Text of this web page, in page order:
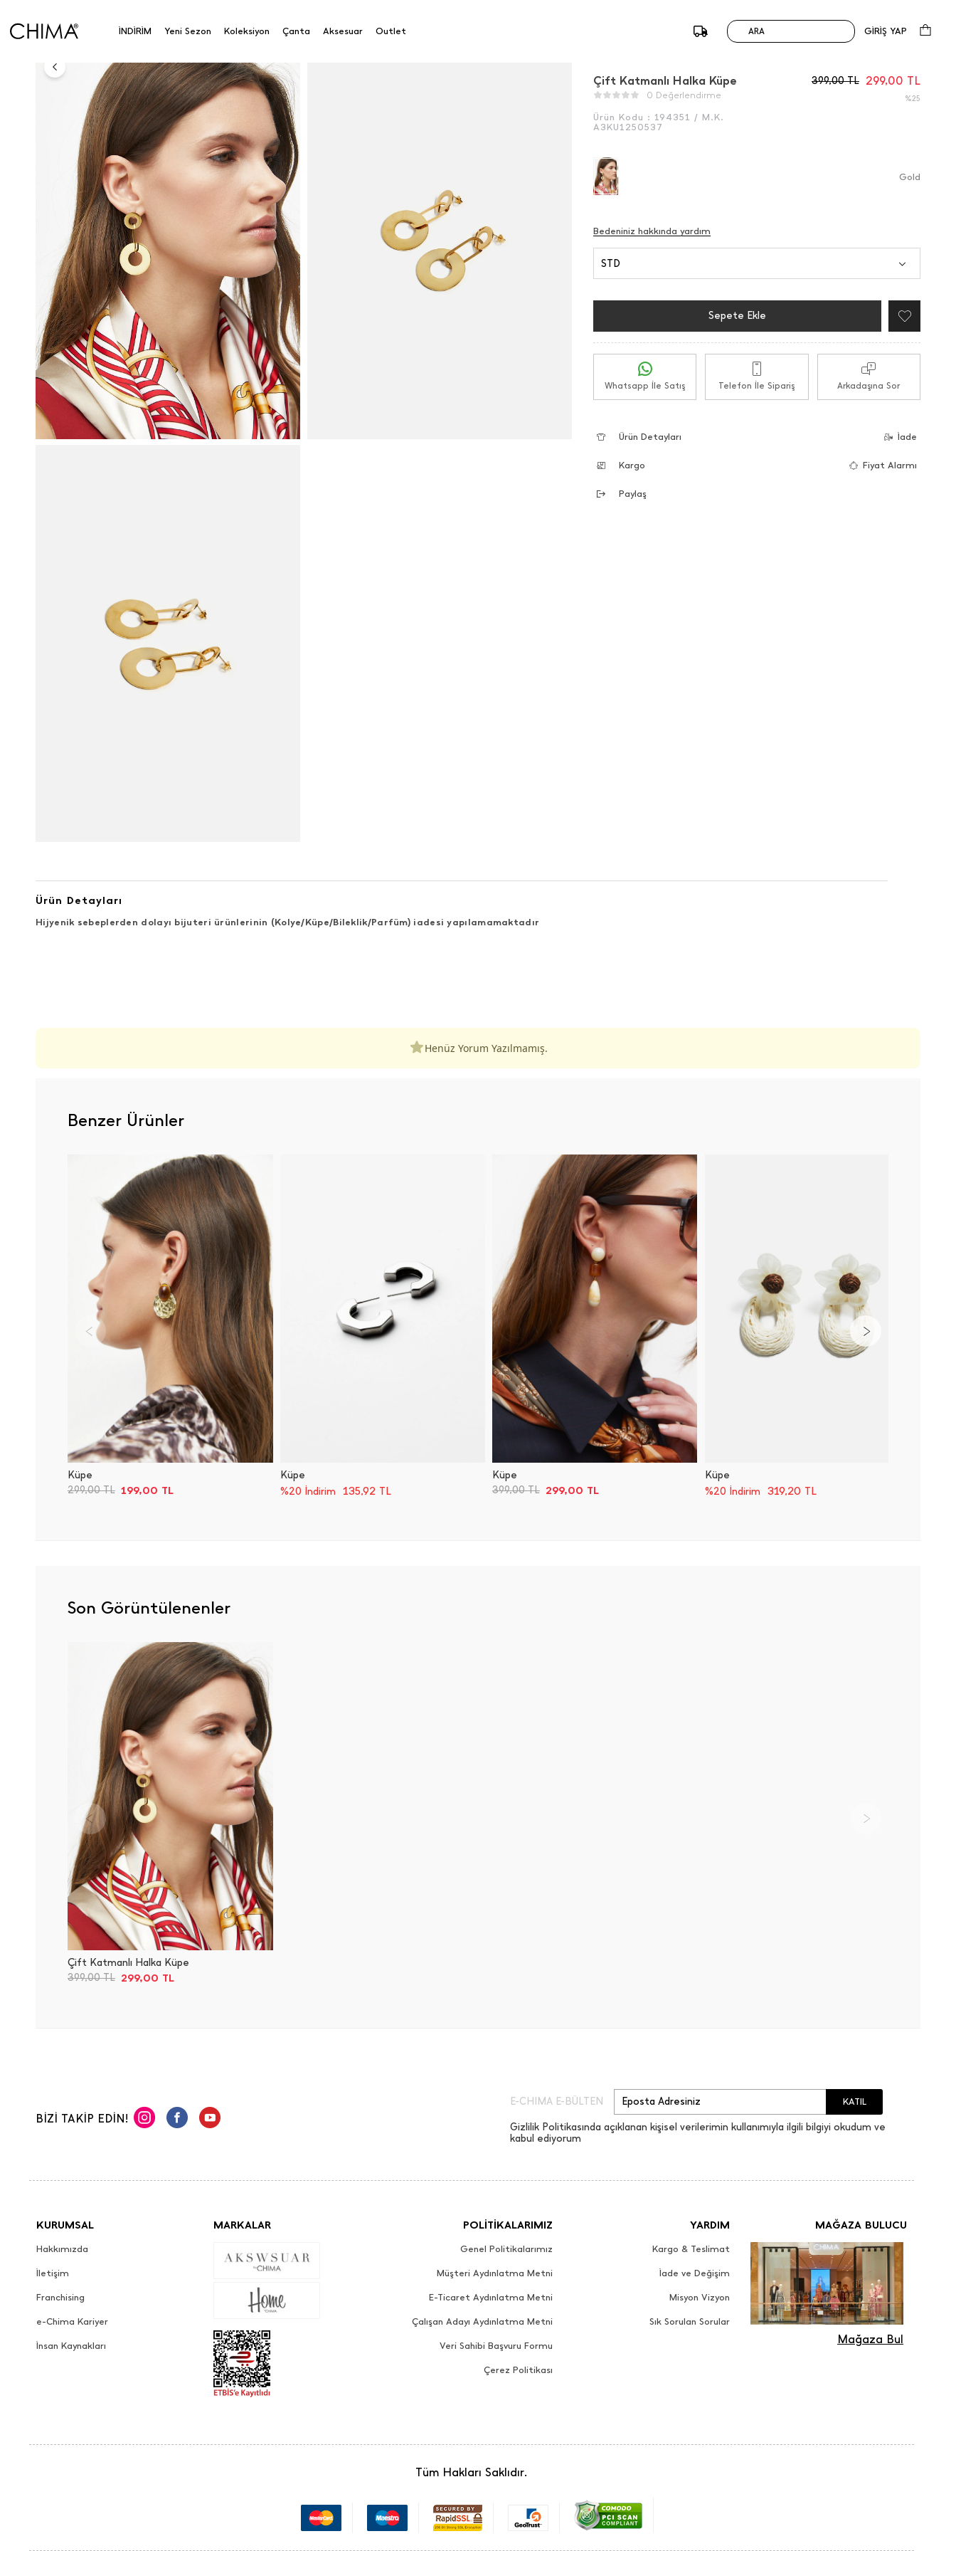
İNDİRİM Yeni Sezon Koleksiyon Çanta Aksesuar Outlet ARA GİRİŞ YAP
Anasayfa
Çift Katmanlı Halka Küpe
0 Değerlendirme
Ürün Kodu : 194351 / M.K.
A3KU1250537
399,00TL 299,00 TL
%25
Gold
Bedeniniz hakkında yardım
STD
Sepete Ekle
Whatsapp İle Satış Telefon İle Sipariş Arkadaşına Sor
Ürün Detayları İade
Kargo Fiyat Alarmı
Paylaş
Ürün Detayları
Hijyenik sebeplerden dolayı bijuteri ürünlerinin (Kolye/Küpe/Bileklik/Parfüm) iadesi yapılamamaktadır
Henüz Yorum Yazılmamış.
Benzer Ürünler
Küpe
299,00TL 199,00 TL
Küpe
%20 İndirim
135,92 TL
Küpe
399,00TL 299,00 TL
Küpe
%20 İndirim
319,20 TL
Son Görüntülenenler
Çift Katmanlı Halka Küpe
399,00TL 299,00 TL
BİZİ TAKİP EDİN!
E-CHIMA E-BÜLTEN KATIL
Gizlilik Politikasında açıklanan kişisel verilerimin kullanımıyla ilgili bilgiyi okudum ve
kabul ediyorum
KURUMSAL
Hakkımızda
İletişim
Franchising
e-Chima Kariyer
İnsan Kaynakları
MARKALAR POLİTİKALARIMIZ
Genel Politikalarımız
Müşteri Aydınlatma Metni
E-Ticaret Aydınlatma Metni
Çalışan Adayı Aydınlatma Metni
Veri Sahibi Başvuru Formu
Çerez Politikası
YARDIM
Kargo & Teslimat
İade ve Değişim
Misyon Vizyon
Sık Sorulan Sorular
MAĞAZA BULUCU
Mağaza Bul
Tüm Hakları Saklıdır.